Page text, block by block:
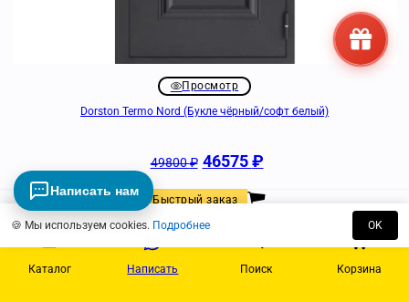
Просмотр
Dorston Termo Nord (Букле чёрный/софт белый)
49800₽ 46575₽
Быстрый заказ
Каталог Написать Поиск Корзина
🍪 Мы используем cookies. Подробнее OK
О компании
Написать нам